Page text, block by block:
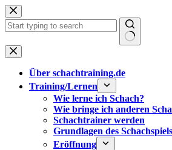
Zum
Inhalt
springen
Keine
Ergebnisse
Über schachtraining.de
Training/Lernen
Wie lerne ich Schach?
Wie bringe ich anderen
Schachtrainer werden
Grundlagen des Schachspiels
Eröffnung